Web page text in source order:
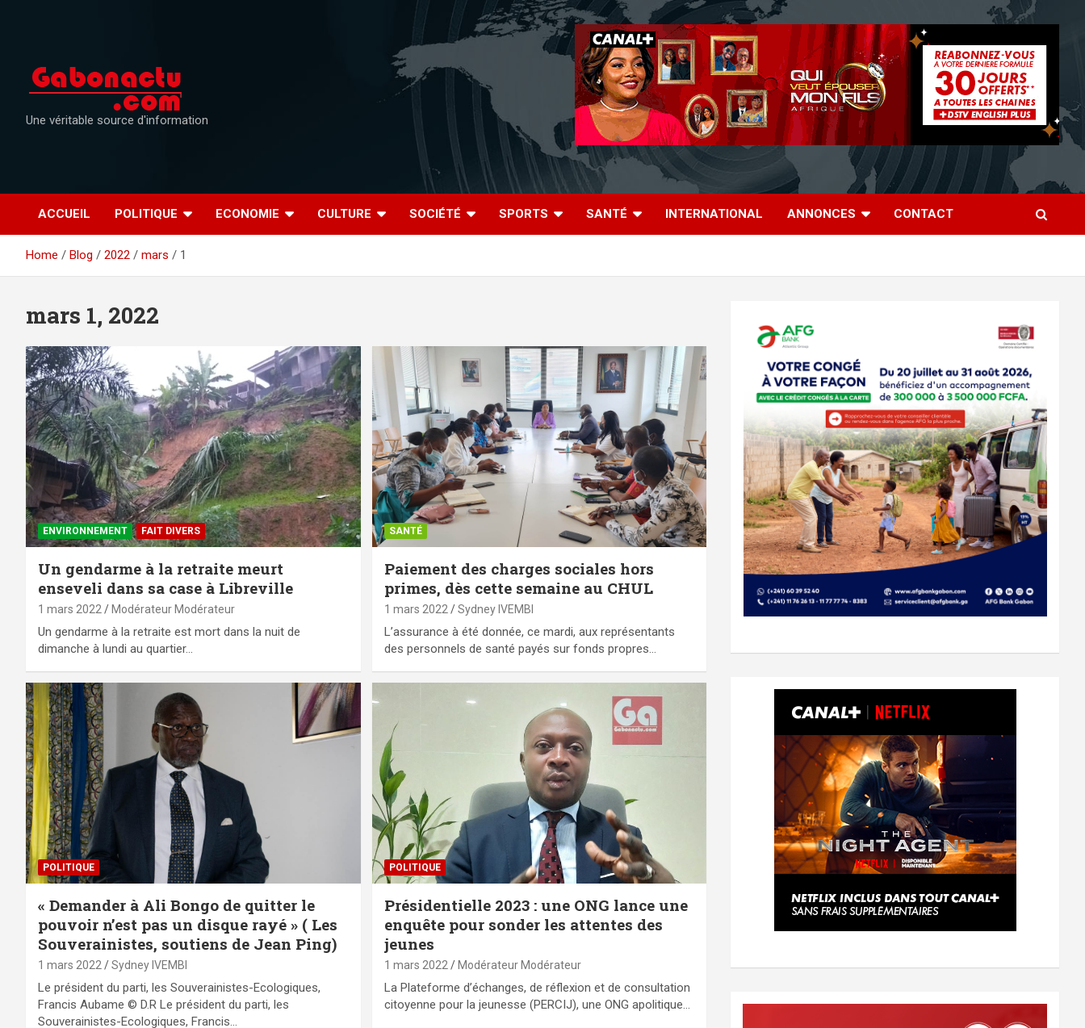
Une véritable source d'information
ACCUEIL POLITIQUE ECONOMIE CULTURE SOCIÉTÉ SPORTS SANTÉ INTERNATIONAL ANNONCES CONTACT
Home Blog 2022 mars 1
mars 1, 2022
ENVIRONNEMENT FAIT DIVERS
Un gendarme à la retraite meurt
enseveli dans sa case à Libreville
1 mars 2022 Modérateur Modérateur
Un gendarme à la retraite est mort dans la nuit de
dimanche à lundi au quartier…
SANTÉ
Paiement des charges sociales hors
primes, dès cette semaine au CHUL
1 mars 2022 Sydney IVEMBI
L’assurance à été donnée, ce mardi, aux représentants
des personnels de santé payés sur fonds propres…
POLITIQUE
« Demander à Ali Bongo de quitter le
pouvoir n’est pas un disque rayé » ( Les
Souverainistes, soutiens de Jean Ping)
1 mars 2022 Sydney IVEMBI
Le président du parti, les Souverainistes-Ecologiques,
Francis Aubame © D.R Le président du parti, les
Souverainistes-Ecologiques, Francis…
POLITIQUE
Présidentielle 2023 : une ONG lance une
enquête pour sonder les attentes des
jeunes
1 mars 2022 Modérateur Modérateur
La Plateforme d’échanges, de réflexion et de consultation
citoyenne pour la jeunesse (PERCIJ), une ONG apolitique…